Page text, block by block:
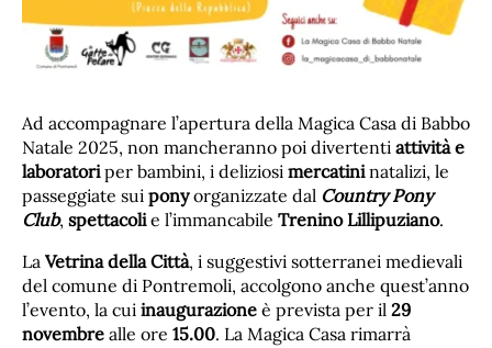
Ad accompagnare l’apertura della Magica Casa di Babbo
Natale 2025, non mancheranno poi divertenti attività e
laboratoriper bambini, i deliziosi mercatininatalizi, le
passeggiate sui ponyorganizzate dal Country Pony
Club, spettacolie l’immancabile Trenino Lillipuziano.
La Vetrina della Città, i suggestivi sotterranei medievali
del comune di Pontremoli, accolgono anche quest’anno
l’evento, la cui inaugurazione è prevista per il 29
novembre alle ore 15.00. La Magica Casa rimarrà